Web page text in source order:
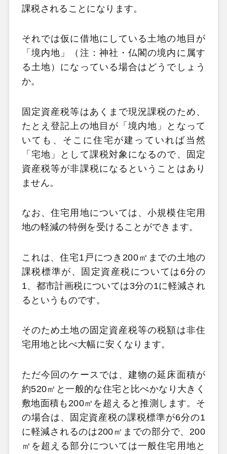
課税されることになります。
それでは仮に借地にしている土地の地目が
「境内地」（注：神社・仏閣の境内に属す
る土地）になっている場合はどうでしょう
か。
固定資産税等はあくまで現況課税のため、
たとえ登記上の地目が「境内地」となって
いても、そこに住宅が建っていれば当然
「宅地」として課税対象になるので、固定
資産税等が非課税になるということはあり
ません。
なお、住宅用地については、小規模住宅用
地の軽減の特例を受けることができます。
これは、住宅1戸につき200㎡までの土地の
課税標準が、固定資産税については6分の
1、都市計画税については3分の1に軽減され
るというものです。
そのため土地の固定資産税等の税額は非住
宅用地と比べ大幅に安くなります。
ただ今回のケースでは、建物の延床面積が
約520㎡と一般的な住宅と比べかなり大きく
敷地面積も200㎡を超えると推測します。そ
の場合は、固定資産税の課税標準が6分の1
に軽減されるのは200㎡までの部分で、200
㎡を超える部分については一般住宅用地と